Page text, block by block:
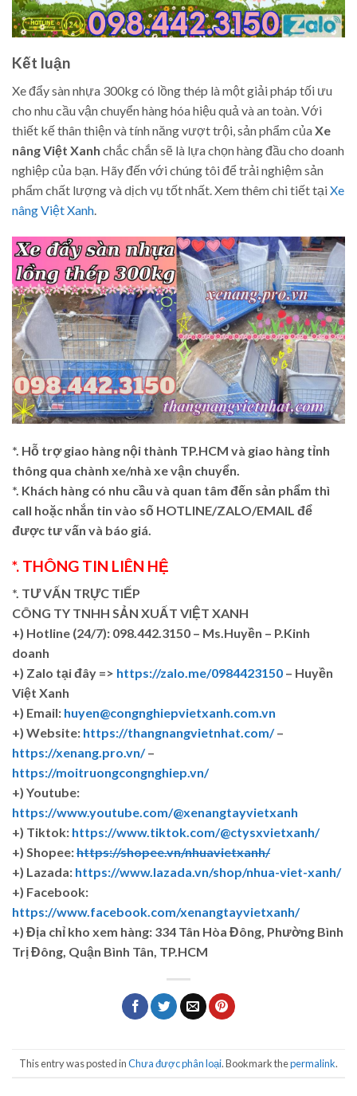
Kết luận
Xe đẩy sàn nhựa 300kg có lồng thép là một giải pháp tối ưu
cho nhu cầu vận chuyển hàng hóa hiệu quả và an toàn. Với
thiết kế thân thiện và tính năng vượt trội, sản phẩm củaXe
nâng Việt Xanh chắc chắn sẽ là lựa chọn hàng đầu cho doanh
nghiệp của bạn. Hãy đến với chúng tôi để trải nghiệm sản
phẩm chất lượng và dịch vụ tốt nhất. Xem thêm chi tiết tạiXe
nâng Việt Xanh.
*. Hỗ trợ giao hàng nội thành TP.HCM và giao hàng tỉnh
thông qua chành xe/nhà xe vận chuyển.
*. Khách hàng có nhu cầu và quan tâm đến sản phẩm thì
call hoặc nhắn tin vào số HOTLINE/ZALO/EMAIL để
được tư vấn và báo giá.
*. THÔNG TIN LIÊN HỆ
*. TƯ VẤN TRỰC TIẾP
CÔNG TY TNHH SẢN XUẤT VIỆT XANH
+) Hotline (24/7): 098.442.3150 – Ms.Huyền – P.Kinh
doanh
+) Zalo tại đây => https://zalo.me/0984423150 – Huyền
Việt Xanh
+) Email: huyen@congnghiepvietxanh.com.vn
+) Website: https://thangnangvietnhat.com/–
https://xenang.pro.vn/–
https://moitruongcongnghiep.vn/
+) Youtube:
https://www.youtube.com/@xenangtayvietxanh
+) Tiktok: https://www.tiktok.com/@ctysxvietxanh/
+) Shopee:https://shopee.vn/nhuavietxanh/
+) Lazada: https://www.lazada.vn/shop/nhua-viet-xanh/
+) Facebook:
https://www.facebook.com/xenangtayvietxanh/
+) Địa chỉ kho xem hàng: 334 Tân Hòa Đông, Phường Bình
Trị Đông, Quận Bình Tân, TP.HCM
This entry was posted inChưa được phân loại. Bookmark thepermalink.